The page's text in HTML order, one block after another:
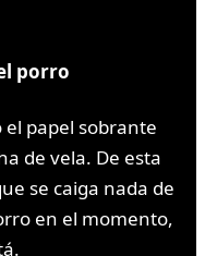
porro
papel sobrante
de vela. De esta
se caiga nada de
en el momento,